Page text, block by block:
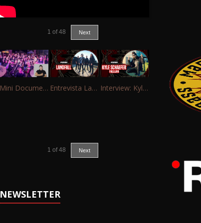
1 of 48 Next
Mini Documentário – 10 Anos de Portinho Rock Entrevista Landfall Interview: Kyle Schaefer (Fallujah)
1 of 48 Next
NEWSLETTER